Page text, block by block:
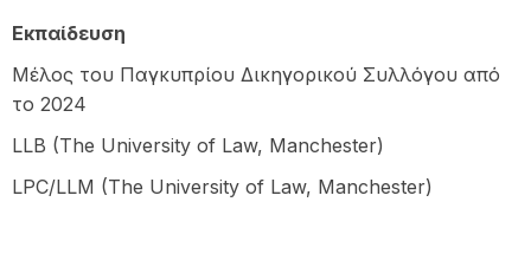
Εκπαίδευση
Μέλος του Παγκυπρίου Δικηγορικού Συλλόγου από
το 2024
LLB (The University of Law, Manchester)
LPC/LLM (The University of Law, Manchester)